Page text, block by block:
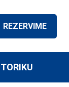
REZERVIME